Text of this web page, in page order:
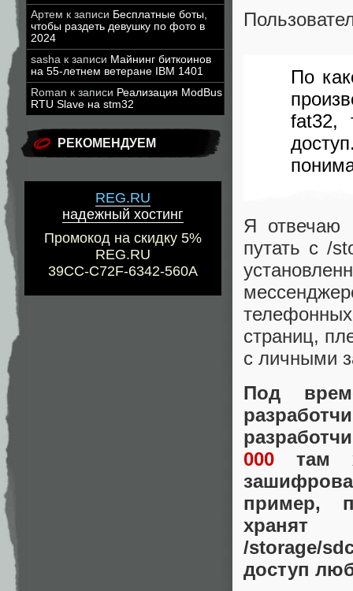
Артем к записи Бесплатные боты,
чтобы раздеть девушку по фото в
2024
sasha к записи Майнинг биткоинов
на 55-летнем ветеране IBM 1401
Roman к записи Реализация ModBus
RTU Slave на stm32
РЕКОМЕНДУЕМ
REG.RU
надежный хостинг
Промокод на скидку 5%
REG.RU
39CC-C72F-6342-560A
По
fat32,
Я отвечаю
путать с /
страниц,
с личными
Под
000 там
пример,
/storage/
доступ